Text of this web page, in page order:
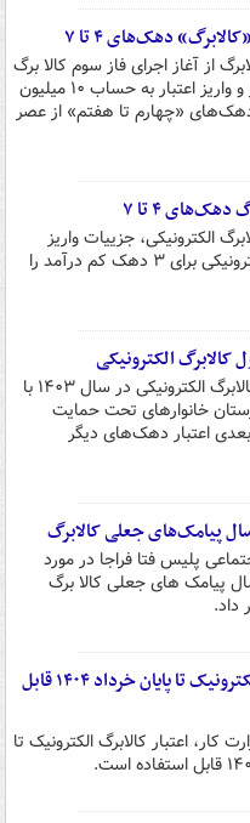
دهک‌های ۴ تا ۷
از آغاز اجرای فاز سوم کالا برگ
الکترونیک با شارژ و واریز اعتبار به حساب ۱۰ میلیون
«چهارم تا هفتم» از عصر
۴ تا ۷
الکترونیکی، جزییات واریز
اعتبار کالابرگ الکترونیکی برای ۳ دهک کم درآمد را
کالابرگ الکترونیکی
مرحله اول طرح کالابرگ الکترونیکی در سال ۱۴۰۳ با
خانوارهای تحت حمایت
اعتبار دهک‌های دیگر
پیامک‌های جعلی کالابرگ
پلیس فتا فراجا در مورد
پیامک های جعلی کالا برگ
داد.
اعتبار کالابرگ‌ الکترونیک تا پایان خرداد ۱۴۰۴ قابل
کار،‌ اعتبار کالابرگ‌ الکترونیک تا